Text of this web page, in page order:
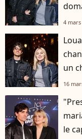
4 mars
un
16
le